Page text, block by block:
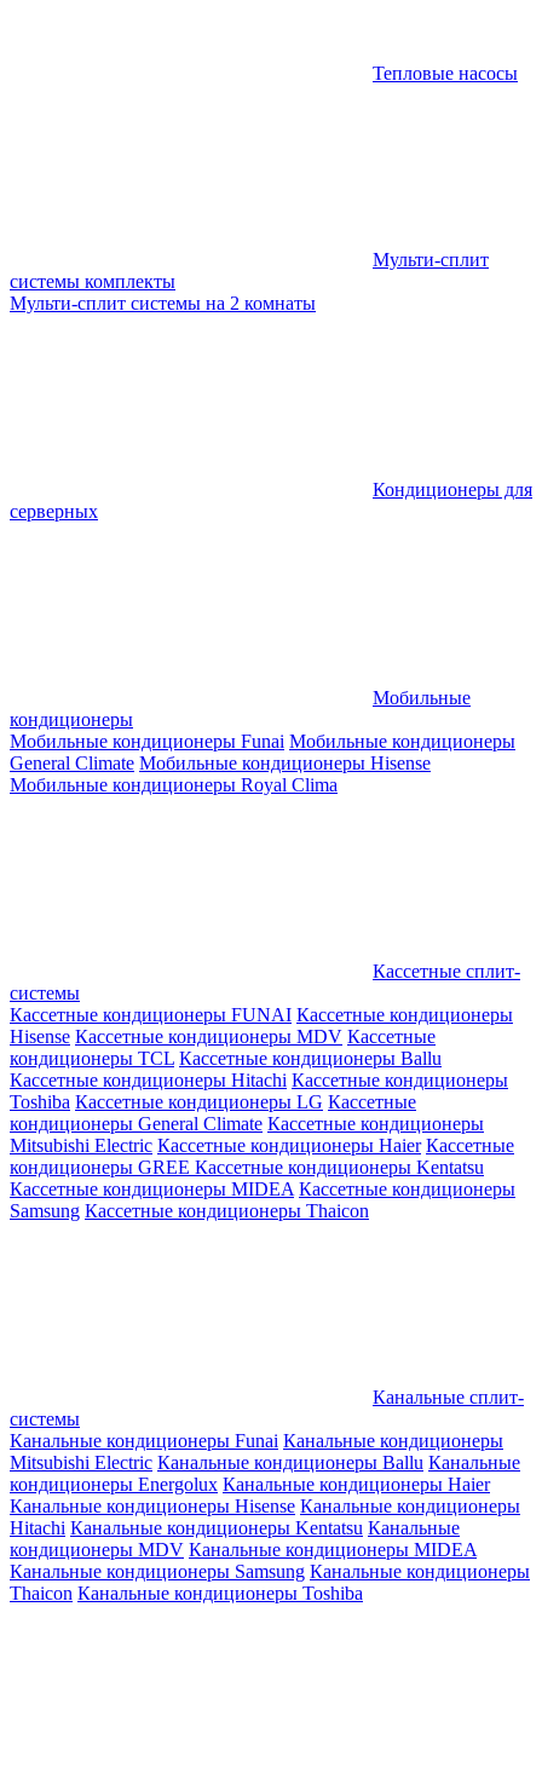
Тепловые насосы
Мульти-сплит
системы комплекты
Мульти-сплит системы на 2 комнаты
Кондиционеры для
серверных
Мобильные
кондиционеры
Мобильные кондиционеры Funai Мобильные кондиционеры
General Climate Мобильные кондиционеры Hisense
Мобильные кондиционеры Royal Clima
Кассетные сплит-
системы
Кассетные кондиционеры FUNAI Кассетные кондиционеры
Hisense Кассетные кондиционеры MDV Кассетные
кондиционеры TCL Кассетные кондиционеры Ballu
Кассетные кондиционеры Hitachi Кассетные кондиционеры
Toshiba Кассетные кондиционеры LG Кассетные
кондиционеры General Climate Кассетные кондиционеры
Mitsubishi Electric Кассетные кондиционеры Haier Кассетные
кондиционеры GREE Кассетные кондиционеры Kentatsu
Кассетные кондиционеры MIDEA Кассетные кондиционеры
Samsung Кассетные кондиционеры Thaicon
Канальные сплит-
системы
Канальные кондиционеры Funai Канальные кондиционеры
Mitsubishi Electric Канальные кондиционеры Ballu Канальные
кондиционеры Energolux Канальные кондиционеры Haier
Канальные кондиционеры Hisense Канальные кондиционеры
Hitachi Канальные кондиционеры Kentatsu Канальные
кондиционеры MDV Канальные кондиционеры MIDEA
Канальные кондиционеры Samsung Канальные кондиционеры
Thaicon Канальные кондиционеры Toshiba